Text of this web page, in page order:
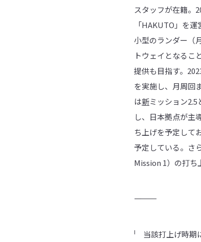
スタッフが在籍。
「HAKUTO」を
小型のランダー（
トウェイとなるこ
提供も目指す。
を実施し、月周回
は新ミッション2.5
し、日本拠点が主
ち上げを予定して
予定している。さ
Mission 1）の打ち
――――――――――
I
当該打上げ時期